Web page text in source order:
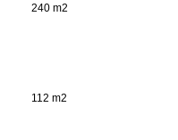
240 m2
112 m2